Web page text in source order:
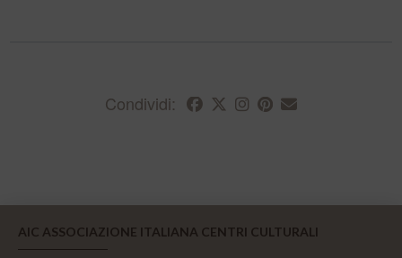
Condividi:
AIC ASSOCIAZIONE ITALIANA CENTRI CULTURALI